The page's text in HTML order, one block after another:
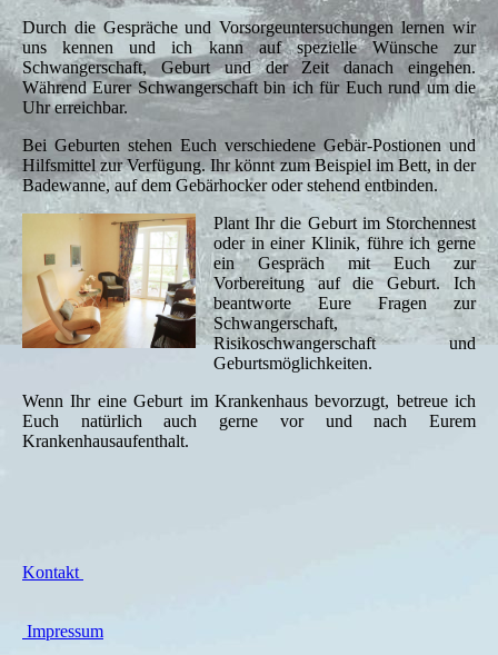
Durch die Gespräche und Vorsorgeuntersuchungen lernen wir
uns kennen und ich kann auf spezielle Wünsche zur
Schwangerschaft, Geburt und der Zeit danach eingehen.
Während Eurer Schwangerschaft bin ich für Euch rund um die
Uhr erreichbar.
Bei Geburten stehen Euch verschiedene Gebär-Postionen und
Hilfsmittel zur Verfügung. Ihr könnt zum Beispiel im Bett, in der
Badewanne, auf dem Gebärhocker oder stehend entbinden.
Plant Ihr die Geburt im Storchennest
oder in einer Klinik, führe ich gerne
ein Gespräch mit Euch zur
Vorbereitung auf die Geburt. Ich
beantworte Eure Fragen zur
Schwangerschaft,
Risikoschwangerschaft und
Geburtsmöglichkeiten.
Wenn Ihr eine Geburt im Krankenhaus bevorzugt, betreue ich
Euch natürlich auch gerne vor und nach Eurem
Krankenhausaufenthalt.
Kontakt
Impressum